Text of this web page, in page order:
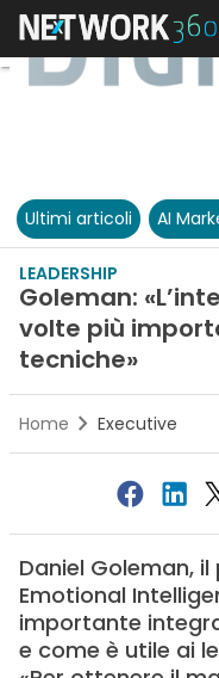
Ultimi articoli AI
LEADERSHIP
Goleman:
volte più
tecniche»
Home Executive
Daniel Goleman,
Emotional
importante
e come è utile ai